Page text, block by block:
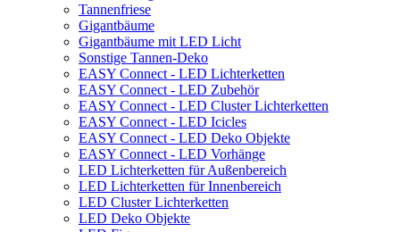
Tannenfriese
Gigantbäume
Gigantbäume mit LED Licht
Sonstige Tannen-Deko
EASY Connect - LED Lichterketten
EASY Connect - LED Zubehör
EASY Connect - LED Cluster Lichterketten
EASY Connect - LED Icicles
EASY Connect - LED Deko Objekte
EASY Connect - LED Vorhänge
LED Lichterketten für Außenbereich
LED Lichterketten für Innenbereich
LED Cluster Lichterketten
LED Deko Objekte